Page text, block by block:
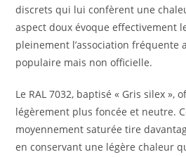
discrets qui lui confèrent une
aspect doux évoque effectivement
pleinement l’association fréquente
populaire mais non officielle.
Le RAL 7032, baptisé « Gris silex »,
légèrement plus foncée et neutre.
moyennement saturée tire
en conservant une légère chaleur